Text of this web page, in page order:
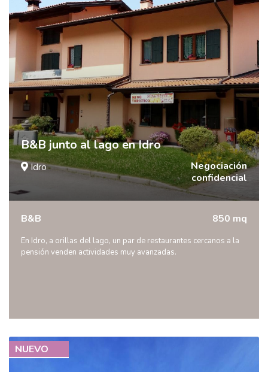
B&B junto al lago en Idro
Idro
Negociación
confidencial
B&B 850 mq
En Idro, a orillas del lago, un par de restaurantes cercanos a la
pensión venden actividades muy avanzadas.
NUEVO